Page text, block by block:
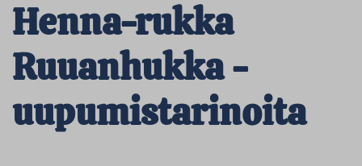
Henna-rukka
Ruuanhukka -
uupumistarinoita